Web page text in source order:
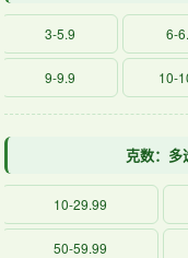
3-5.9 6-
9-9.9 10-
克数：多
10-29.99
50-59.99